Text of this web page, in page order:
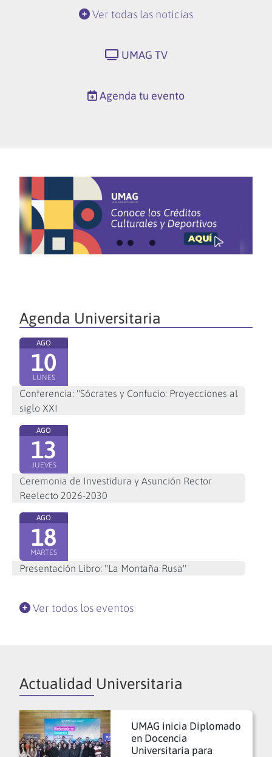
Ver todas las noticias
UMAG TV
Agenda tu evento
Agenda Universitaria
AGO
10
LUNES
Conferencia: "Sócrates y Confucio: Proyecciones al
siglo XXI
AGO
13
JUEVES
Ceremonia de Investidura y Asunción Rector
Reelecto 2026-2030
AGO
18
MARTES
Presentación Libro: "La Montaña Rusa"
Ver todos los eventos
Actualidad Universitaria
UMAG inicia Diplomado
en Docencia
Universitaria para